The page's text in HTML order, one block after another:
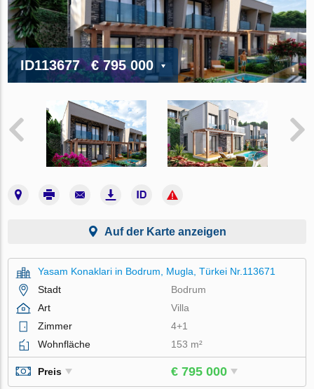
ID113677 € 795 000
Auf der Karte anzeigen
Yasam Konaklari in Bodrum, Mugla, Türkei Nr.113671
Stadt
Bodrum
Art
Villa
Zimmer
4+1
Wohnfläche
153 m²
Preis € 795 000